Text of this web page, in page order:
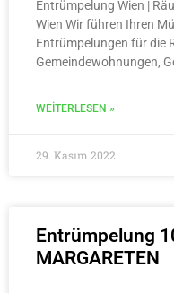
Entrümpelung Wien |
Wien Wir führen Ihren
Entrümpelungen für die
Gemeindewohnungen,
WEITERLESEN »
29. Kasım 2022
Entrümpelung
MARGARETEN